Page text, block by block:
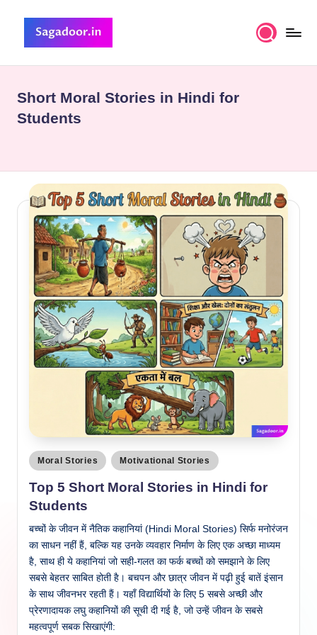
content
g
a
o
o
Collection
Stories
Short Moral Stories in Hindi for
Students
Posted
in
Moral Stories Motivational Stories
Top 5 Short Moral Stories in Hindi for
Students
बच्चों के जीवन में नैतिक कहानियां (Hindi Moral Stories) सिर्फ मनोरंजन
का साधन नहीं हैं, बल्कि यह उनके व्यवहार निर्माण के लिए एक अच्छा माध्यम
है, साथ ही ये कहानियां जो सही-गलत का फर्क बच्चों को समझाने के लिए
सबसे बेहतर साबित होती है। बचपन और छात्र जीवन में पढ़ी हुई बातें इंसान
के साथ जीवनभर रहती हैं। यहाँ विद्यार्थियों के लिए 5 सबसे अच्छी और
प्रेरणादायक लघु कहानियों की सूची दी गई है, जो उन्हें जीवन के सबसे
महत्वपूर्ण सबक सिखाएंगी: